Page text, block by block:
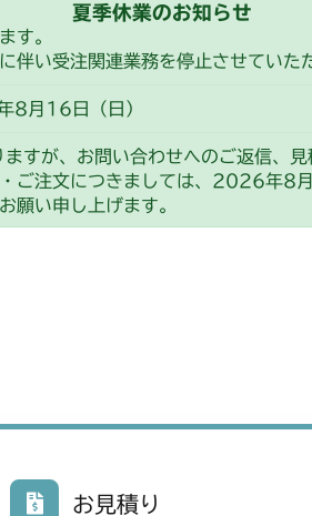
夏季休業のお知らせ
す。
い受注関連業務を停止させていた
8月16日（日）
すが、お問い合わせへのご返信、
ご注文につきましては、2026年8
願い申し上げます。
お見積り